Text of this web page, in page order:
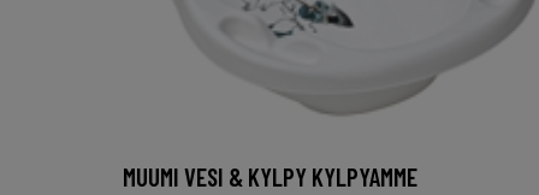
MUUMI VESI & KYLPY KYLPYAMME